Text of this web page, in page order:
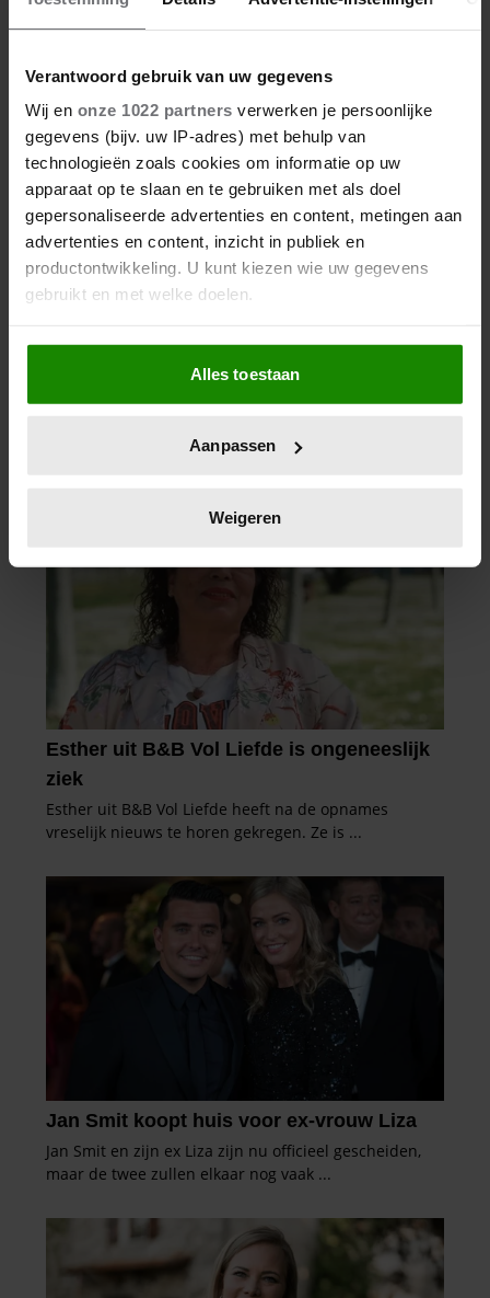
Verantwoord gebruik van uw gegevens
Wij en onze 1022 partners verwerken je persoonlijke
gegevens (bijv. uw IP-adres) met behulp van
technologieën zoals cookies om informatie op uw
apparaat op te slaan en te gebruiken met als doel
gepersonaliseerde advertenties en content, metingen aan
advertenties en content, inzicht in publiek en
productontwikkeling. U kunt kiezen wie uw gegevens
gebruikt en met welke doelen.
Als u het toestaat, willen we ook graag:
Informatie verzamelen over uw geografische
locatie, die tot een paar meter nauwkeurig kan zijn
scannen op specifieke eigenschappen (fingerprinting)
verwerkt en stel uw voorkeuren in het
intrekken in de Cookieverklaring.
We gebruiken cookies om content en advertenties te
personaliseren, om functies voor social media te bieden
en om ons websiteverkeer te analyseren. Ook delen we
informatie over uw gebruik van onze site met onze
partners voor social media, adverteren en analyse. Deze
partners kunnen deze gegevens combineren met andere
informatie die u aan ze heeft verstrekt of die ze hebben
verzameld op basis van uw gebruik van hun services. U
gaat akkoord met onze cookies als u onze website blijft
Alles toestaan
Aanpassen
Weigeren